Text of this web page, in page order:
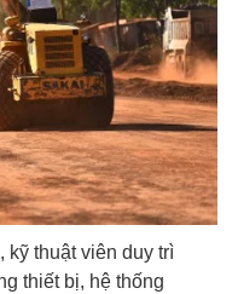
kỹ thuật viên duy trì
thiết bị, hệ thống